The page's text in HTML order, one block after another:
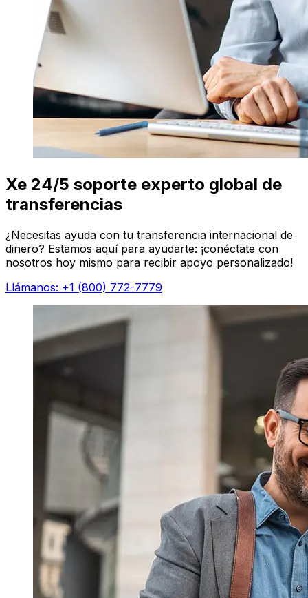
Xe 24/5 soporte experto global de
transferencias
¿Necesitas ayuda con tu transferencia internacional de
dinero? Estamos aquí para ayudarte: ¡conéctate con
nosotros hoy mismo para recibir apoyo personalizado!
Llámanos: +1 (800) 772-7779